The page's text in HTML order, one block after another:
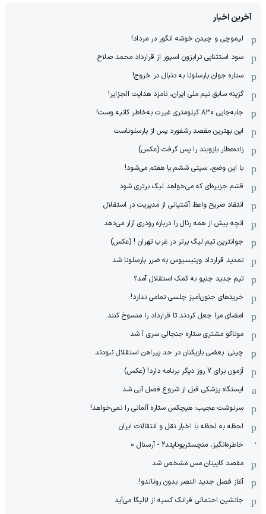
آخرین اخبار
لیموچی و چیدن خوشه انگور در مرداد!
سود استثنایی ترابزون اسپور از قرارداد محمد صلاح
ستاره جوان بارسلونا به دنبال در خروج!
گزینه سابق تیم ملی ایران، نامزد هدایت الجزایر!
جابه‌جایی ۸۳۰ کیلومتری غیرت به‌خاطر کانیه وست!
این بهترین مقصد رشفورد پس از بارسلوناست
زاده‌عطار بازوبند را پس گرفت (عکس)
با این وضع، سیتی ششم یا هفتم می‌شود!
قشم جزیره‌ای که می‌خواهد لیگ برتری شود
انتقاد صریح واعظ آشتیانی از مدیریت در استقلال
آنچه بیش از همه رئال را درباره رودری آزار می‌دهد
جوانترین تیم لیگ برتر در غرب تهران ! (عکس)
تمدید قرارداد وینیسیوس به ضرر بارسلونا شد
تیم جدید جنپو به کمک استقلال آمد؟
خریدهای جنون‌آمیز چلسی تمامی ندارد!
امضای مرا جعل کردند تا قرارداد را منسوخ کنند
موناکو مشتری ستاره جنجالی سری آ شد
چینی: بعضی بازیکنان در حد پیراهن استقلال نبودند
آزمون برای 7 روز دیگر برنامه دارد! (عکس)
ایستگاه پزشکی قبل از شروع فصل آبی شد
سرنوشت عجیب: هیچکس ستاره آلمانی را نمی‌خواهد!
لحظه به لحظه با اخبار نقل و انتقالات ایران
خاطره‌انگیز، منچستریونایتد2 - آرسنال 0
مقصد کاپیتان مس مشخص شد
آغاز فصل جدید النصر بدون رونالدو!
جانشین احتمالی فرانک کسیه از لالیگا می‌آید